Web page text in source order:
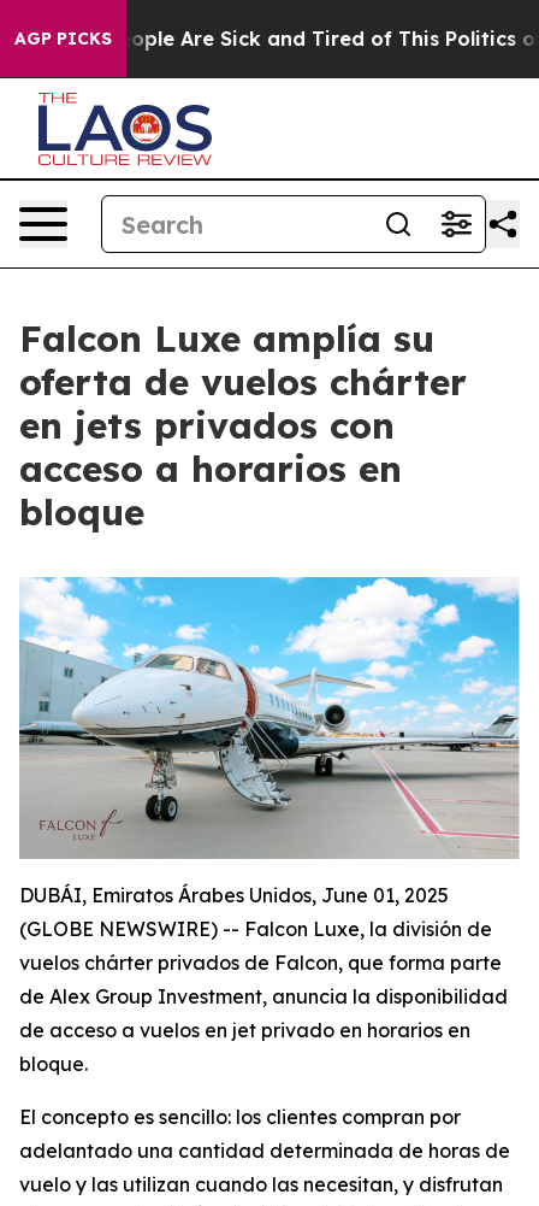
AGP PICKS
“People Are Sick and Tired of This Politics of
Falcon Luxe amplía su
oferta de vuelos chárter
en jets privados con
acceso a horarios en
bloque
DUBÁI, Emiratos Árabes Unidos, June 01, 2025
(GLOBE NEWSWIRE) -- Falcon Luxe, la división de
vuelos chárter privados de Falcon, que forma parte
de Alex Group Investment, anuncia la disponibilidad
de acceso a vuelos en jet privado en horarios en
bloque.
El concepto es sencillo: los clientes compran por
adelantado una cantidad determinada de horas de
vuelo y las utilizan cuando las necesitan, y disfrutan